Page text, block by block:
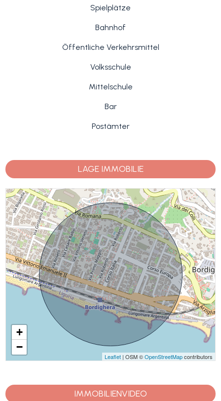
Spielplätze
Bahnhof
Öffentliche Verkehrsmittel
Volksschule
Mittelschule
Bar
Postämter
LAGE IMMOBILIE
+
−
Leaflet| OSM ©OpenStreetMapcontributors
IMMOBILIENVIDEO